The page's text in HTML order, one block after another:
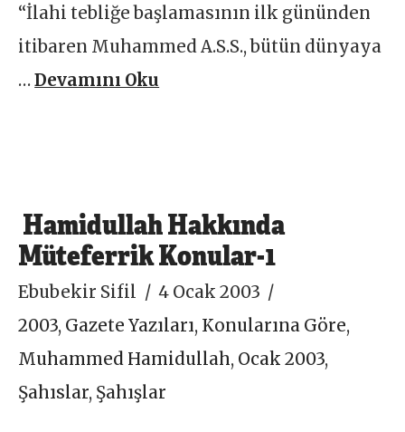
“İlahi tebliğe başlamasının ilk gününden
itibaren Muhammed A.S.S., bütün dünyaya
…Devamını Oku
Hamidullah Hakkında
Müteferrik Konular-1
Ebubekir Sifil
4 Ocak 2003
2003, Gazete Yazıları, Konularına Göre,
Muhammed Hamidullah, Ocak 2003,
Şahıslar, Şahışlar